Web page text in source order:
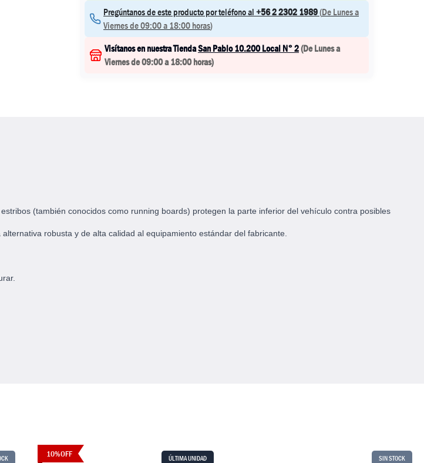
Pregúntanos de este producto por teléfono al+56 2 2302 1989(De Lunes a
Viernes de 09:00 a 18:00 horas)
Visítanos en nuestra TiendaSan Pablo 10.200 Local N° 2(De Lunes a
Viernes de 09:00 a 18:00 horas)
(también conocidos como running boards) protegen la parte inferior del vehículo contra posibles
robusta y de alta calidad al equipamiento estándar del fabricante.
10%OFF ÚLTIMA UNIDAD SIN STOCK